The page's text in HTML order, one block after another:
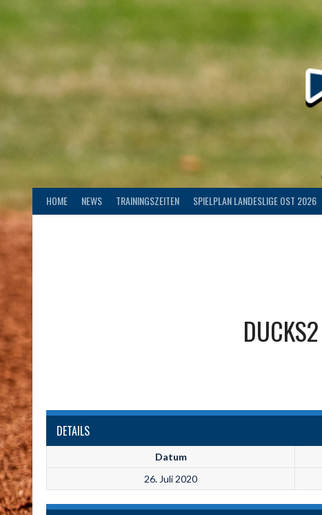
HOME NEWS TRAININGSZEITEN SPIELPLAN LANDESLIGE OST 2026
DUCKS2
DETAILS
Datum
26. Juli 2020